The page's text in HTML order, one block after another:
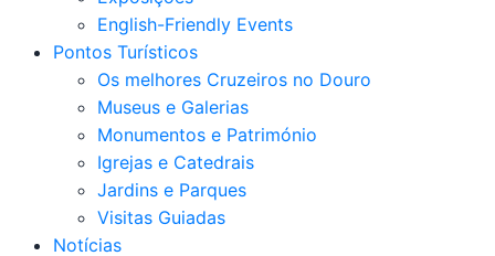
English-Friendly Events
Pontos Turísticos
Os melhores Cruzeiros no Douro​
Museus e Galerias
Monumentos e Património
Igrejas e Catedrais
Jardins e Parques
Visitas Guiadas
Notícias